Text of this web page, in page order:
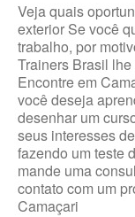
Veja quais
exterior Se você
trabalho, por
Trainers Brasil
Encontre em
você deseja
desenhar um
seus interesses
fazendo um teste
mande uma
contato com um
Camaçari